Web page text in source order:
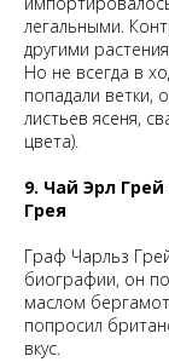
легальными.
другими
Но не всегда в
попадали ветки,
листьев ясеня,
цвета).
9. Чай Эрл
Грея
Граф Чарльз
биографии, он
маслом
попросил
вкус.